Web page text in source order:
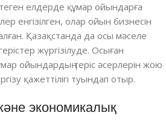
елдерде құмар ойындарға
енгізілген, олар ойын бизнесін
Қазақстанда да осы мәселе
жүргізілуде. Осыған
ойындардың теріс әсерлерін жою
қажеттілігі туындап отыр.
экономикалық